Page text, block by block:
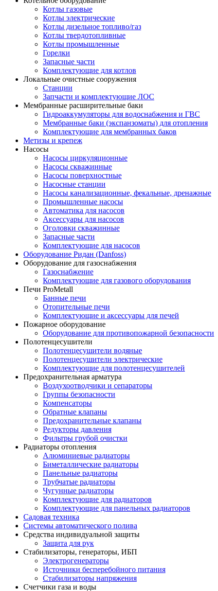
Котлы газовые
Котлы электрические
Котлы дизельное топливо/газ
Котлы твердотопливные
Котлы промышленные
Горелки
Запасные части
Комплектующие для котлов
Локальные очистные сооружения
Станции
Запчасти и комплектующие ЛОС
Мембранные расширительные баки
Гидроаккумуляторы для водоснабжения и ГВС
Мембранные баки (экспанзоматы) для отопления
Комплектующие для мембранных баков
Метизы и крепеж
Насосы
Насосы циркуляционные
Насосы скважинные
Насосы поверхностные
Насосные станции
Насосы канализационные, фекальные, дренажные
Промышленные насосы
Автоматика для насосов
Аксессуары для насосов
Оголовки скважинные
Запасные части
Комплектующие для насосов
Оборудование Ридан (Danfoss)
Оборудование для газоснабжения
Газоснабжение
Комплектующие для газового оборудования
Печи ProMetall
Банные печи
Отопительные печи
Комплектующие и аксессуары для печей
Пожарное оборудование
Оборудование для противопожарной безопасности
Полотенцесушители
Полотенцесушители водяные
Полотенцесушители электрические
Комплектующие для полотенцесушителей
Предохранительная арматура
Воздухоотводчики и сепараторы
Группы безопасности
Компенсаторы
Обратные клапаны
Предохранительные клапаны
Редукторы давления
Фильтры грубой очистки
Радиаторы отопления
Алюминиевые радиаторы
Биметаллические радиаторы
Панельные радиаторы
Трубчатые радиаторы
Чугунные радиаторы
Комплектующие для радиаторов
Комплектующие для панельных радиаторов
Садовая техника
Системы автоматического полива
Средства индивидуальной защиты
Защита для рук
Стабилизаторы, генераторы, ИБП
Электрогенераторы
Источники бесперебойного питания
Стабилизаторы напряжения
Счетчики газа и воды